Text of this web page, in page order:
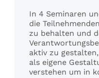
In 4 Seminaren
die
zu behalten und
aktiv zu
als eigene
verstehen um in